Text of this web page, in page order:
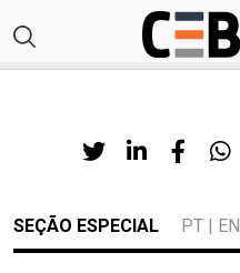
SEÇÃO ESPECIAL PT | EN